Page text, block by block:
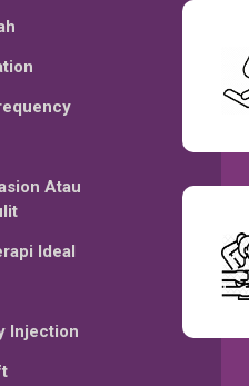
Atau
Ideal
Injection